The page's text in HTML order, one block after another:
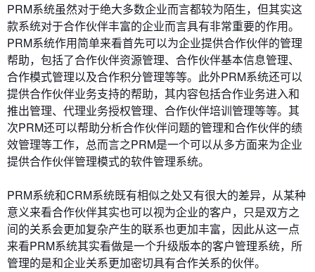
PRM系统虽然对于绝大多数企业而言都较为陌生，但其实这
款系统对于合作伙伴丰富的企业而言具有非常重要的作用。
PRM系统作用简单来看首先可以为企业提供合作伙伴的管理
帮助，包括了合作伙伴资源管理、合作伙伴基本信息管理、
合作模式管理以及合作积分管理等等。此外PRM系统还可以
提供合作伙伴业务支持的帮助，其内容包括合作业务进入和
推出管理、代理业务授权管理、合作伙伴培训管理等等。其
次PRM还可以帮助分析合作伙伴问题的管理和合作伙伴的绩
效管理等工作，总而言之PRM是一个可以从多方面来为企业
提供合作伙伴管理模式的软件管理系统。
PRM系统和CRM系统既有相似之处又有很大的差异，从某种
意义来看合作伙伴其实也可以视为企业的客户，只是双方之
间的关系会更加复杂产生的联系也更加丰富，因此从这一点
来看PRM系统其实看做是一个升级版本的客户管理系统，所
管理的是和企业关系更加密切具有合作关系的伙伴。